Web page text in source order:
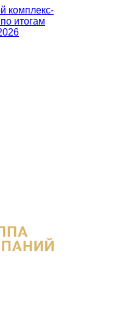
комплекс-
итогам